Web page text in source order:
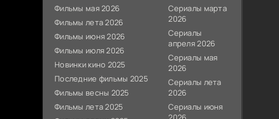
Фильмы мая 2026
Фильмы лета 2026
Фильмы июня 2026
Фильмы июля 2026
Новинки кино 2025
Последние фильмы 2025
Фильмы весны 2025
Фильмы лета 2025
Сериалы марта
2026
Сериалы
апреля 2026
Сериалы мая
2026
Сериалы лета
2026
Сериалы июня